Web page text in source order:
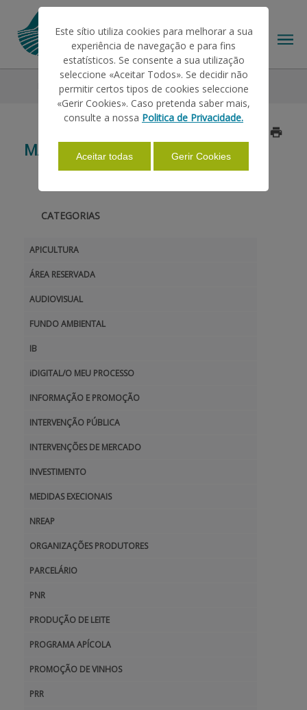
HELP/SUPPORT
INFORMATIONS
Manuals
MANUALS
CATEGORIAS
APICULTURA
ÁREA RESERVADA
AUDIOVISUAL
FUNDO AMBIENTAL
IB
iDIGITAL/O MEU PROCESSO
INFORMAÇÃO E PROMOÇÃO
INTERVENÇÃO PÚBLICA
INTERVENÇÕES DE MERCADO
INVESTIMENTO
MEDIDAS EXECIONAIS
NREAP
ORGANIZAÇÕES PRODUTORES
PARCELÁRIO
PNR
PRODUÇÃO DE LEITE
PROGRAMA APÍCOLA
PROMOÇÃO DE VINHOS
PRR
Este sítio utiliza cookies para melhorar a sua
experiência de navegação e para fins
estatísticos. Se consente a sua utilização
seleccione «Aceitar Todos». Se decidir não
permitir certos tipos de cookies seleccione
«Gerir Cookies». Caso pretenda saber mais,
consulte a nossa Politica de Privacidade.
Aceitar todas Gerir Cookies